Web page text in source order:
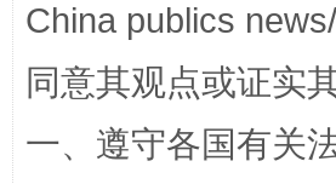
China publics
同意其观点或证实
一、遵守各国有关